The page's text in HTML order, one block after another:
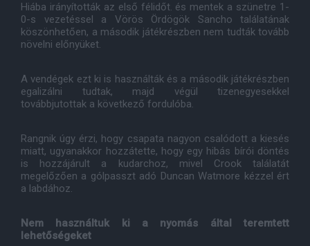
Hiába irányították az első félidőt. és mentek a szünetre 1-
0-s vezetéssel a Vörös Ördögök Sancho találatának
köszönhetően, a második játékrészben nem tudták tovább
növelni előnyüket.
A vendégek ezt ki is használták és a második játékrészben
egalizálni tudtak, majd végül tizenegyesekkel
továbbjutottak a következő fordulóba.
Rangnik úgy érzi, hogy csapata nagyon csalódott a kiesés
miatt, ugyanakkor hozzátette, hogy egy hibás bírói döntés
is hozzájárult a kudarchoz, mivel Crook találatát
megelőzően a gólpasszt adó Duncan Watmore kézzel ért
a labdához.
Nem használtuk ki a nyomás által teremtett
lehetőségeket